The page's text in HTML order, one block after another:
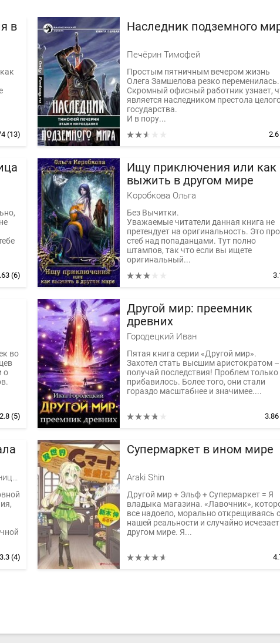
в
(13)
Наследник подземного
Печёрин Тимофей
Простым пятничным вечером жизнь
Олега Замшелова резко переменилась.
Скромный офисный работник узнает,
является наследником престола
государства.
И в пору...
2.6
(6)
Ищу приключения или как
выжить в другом мире
Коробкова Ольга
Без Вычитки.
Уважаемые читатели данная книга не
претендует на оригинальность. Это
стеб над попаданцами. Тут полно
штампов, так что если вы ищете
оригинальный...
во
о
2.8 (5)
Другой мир: преемник
древних
Городецкий Иван
Пятая книга серии «Другой мир».
Захотел стать высшим аристократом –
получай последствия! Проблем только
прибавилось. Более того, они стали
гораздо масштабнее и значимее....
3.86
Любительница Фэнтези •Мечтательница•, Невеста Дьявола
3.3 (4)
Супермаркет в ином мире
Araki Shin
Другой мир + Эльф + Супермаркет = Я
владыка магазина. «Лавочник»,
все надоело, морально открещиваясь
нашей реальности и случайно
другом мире. Я...